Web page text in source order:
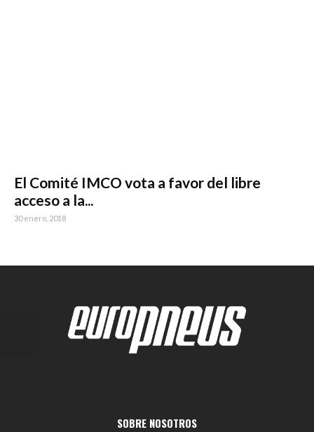
El Comité IMCO vota a favor del libre
acceso a la...
30 enero, 2018
SOBRE NOSOTROS